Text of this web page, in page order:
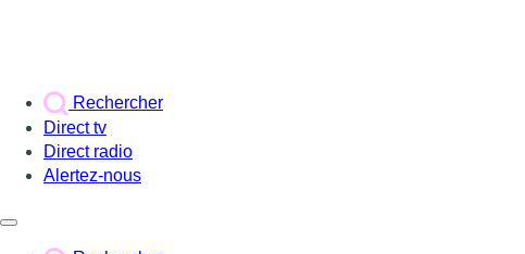
Rechercher
Direct tv
Direct radio
Alertez-nous